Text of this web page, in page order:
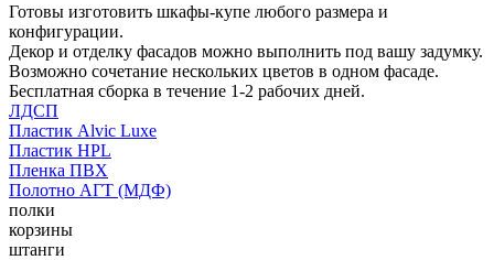
Готовы изготовить шкафы-купе любого размера и
конфигурации.
Декор и отделку фасадов можно выполнить под вашу задумку.
Возможно сочетание нескольких цветов в одном фасаде.
Бесплатная сборка в течение 1-2 рабочих дней.
ЛДСП
Пластик Alvic Luxe
Пластик HPL
Пленка ПВХ
Полотно АГТ (МДФ)
полки
корзины
штанги